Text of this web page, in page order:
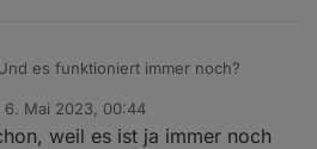
es funktioniert immer noch?
6. Mai 2023, 00:44
von
weil es ist ja immer noch